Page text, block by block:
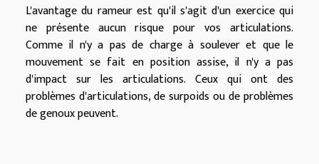
L'avantage du rameur est qu'il s'agit d'un exercice qui
ne présente aucun risque pour vos articulations.
Comme il n'y a pas de charge à soulever et que le
mouvement se fait en position assise, il n'y a pas
d'impact sur les articulations. Ceux qui ont des
problèmes d'articulations, de surpoids ou de problèmes
de genoux peuvent.